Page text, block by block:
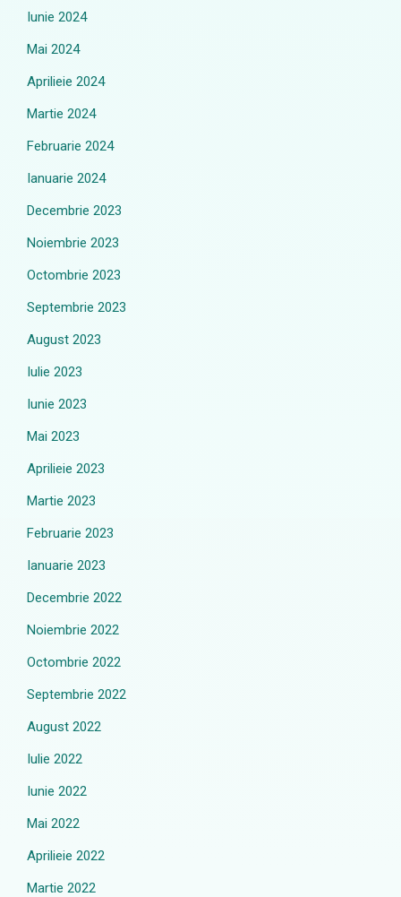
Iunie 2024
Mai 2024
Aprilieie 2024
Martie 2024
Februarie 2024
Ianuarie 2024
Decembrie 2023
Noiembrie 2023
Octombrie 2023
Septembrie 2023
August 2023
Iulie 2023
Iunie 2023
Mai 2023
Aprilieie 2023
Martie 2023
Februarie 2023
Ianuarie 2023
Decembrie 2022
Noiembrie 2022
Octombrie 2022
Septembrie 2022
August 2022
Iulie 2022
Iunie 2022
Mai 2022
Aprilieie 2022
Martie 2022